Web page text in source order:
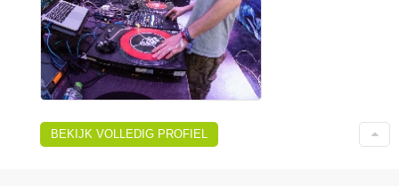
BEKIJK VOLLEDIG PROFIEL